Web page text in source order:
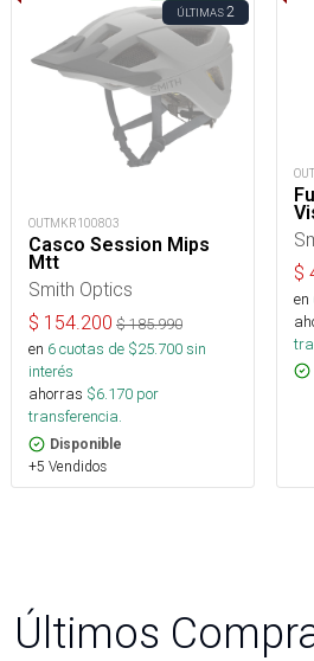
ÚLTIMAS2
OUTMKR100803
Casco Session Mips
Mtt
Smith Optics
$ 154.200 $185.990
en 6cuotas de $25.700sin
interés
ahorras $6.170 por
transferencia.
Disponible
+5 Vendidos
$
en
Últimos